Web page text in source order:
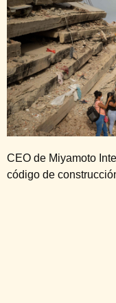
CEO de Miyamoto
código de